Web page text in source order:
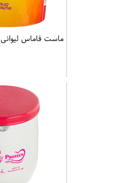
ماست فاماس لیوانی 900 گرمی پگاه